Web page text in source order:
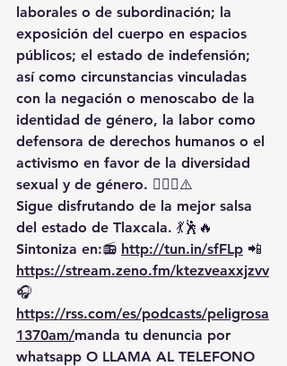
laborales o de subordinación; la
exposición del cuerpo en espacios
públicos; el estado de indefensión;
así como circunstancias vinculadas
con la negación o menoscabo de la
identidad de género, la labor como
defensora de derechos humanos o el
activismo en favor de la diversidad
sexual y de género. 🏳️‍🌈✊⚠️
Sigue disfrutando de la mejor salsa
del estado de Tlaxcala. 💃🕺🔥
Sintoniza en:📻 http://tun.in/sfFLp 📲
https://stream.zeno.fm/ktezveaxxjzvv
🎧
https://rss.com/es/podcasts/peligrosa
1370am/manda tu denuncia por
whatsapp O LLAMA AL TELEFONO